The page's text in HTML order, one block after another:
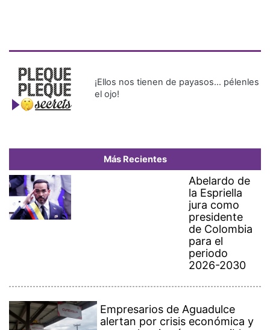
¡Ellos nos tienen de payasos… pélenles
el ojo!
Más Recientes
Abelardo de
la Espriella
jura como
presidente
de Colombia
para el
periodo
2026-2030
Empresarios de Aguadulce
alertan por crisis económica y